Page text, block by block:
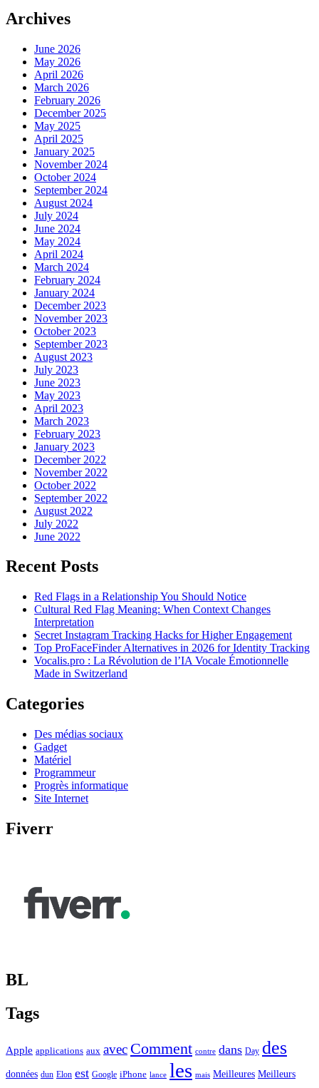
Archives
June 2026
May 2026
April 2026
March 2026
February 2026
December 2025
May 2025
April 2025
January 2025
November 2024
October 2024
September 2024
August 2024
July 2024
June 2024
May 2024
April 2024
March 2024
February 2024
January 2024
December 2023
November 2023
October 2023
September 2023
August 2023
July 2023
June 2023
May 2023
April 2023
March 2023
February 2023
January 2023
December 2022
November 2022
October 2022
September 2022
August 2022
July 2022
June 2022
Recent Posts
Red Flags in a Relationship You Should Notice
Cultural Red Flag Meaning: When Context Changes
Interpretation
Secret Instagram Tracking Hacks for Higher Engagement
Top ProFaceFinder Alternatives in 2026 for Identity Tracking
Vocalis.pro : La Révolution de l’IA Vocale Émotionnelle
Made in Switzerland
Categories
Des médias sociaux
Gadget
Matériel
Programmeur
Progrès informatique
Site Internet
Fiverr
BL
Tags
Apple applications aux avec Comment contre dans Day des
données dun Elon est Google iPhone lance les mais Meilleures Meilleurs